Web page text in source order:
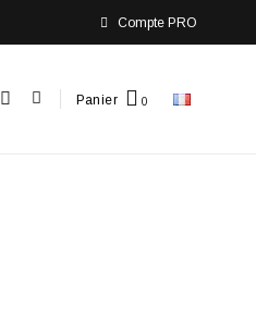
Compte PRO
Panier